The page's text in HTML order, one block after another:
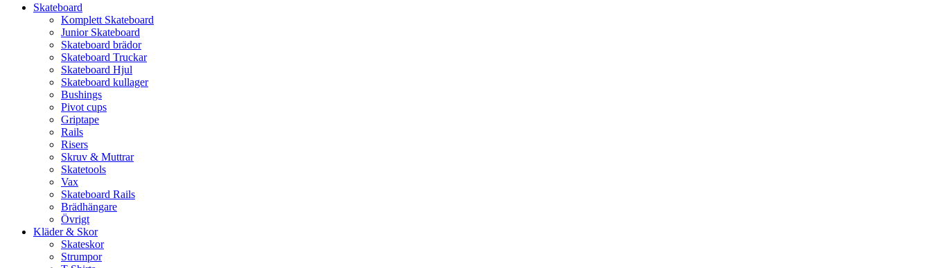
Skateboard
Komplett Skateboard
Junior Skateboard
Skateboard brädor
Skateboard Truckar
Skateboard Hjul
Skateboard kullager
Bushings
Pivot cups
Griptape
Rails
Risers
Skruv & Muttrar
Skatetools
Vax
Skateboard Rails
Brädhängare
Övrigt
Kläder & Skor
Skateskor
Strumpor